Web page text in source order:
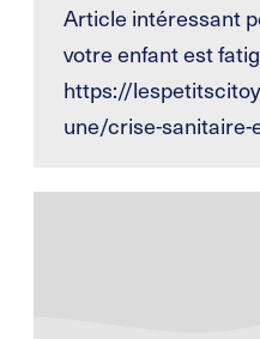
Article intéressant
votre enfant est
https://
une/crise-